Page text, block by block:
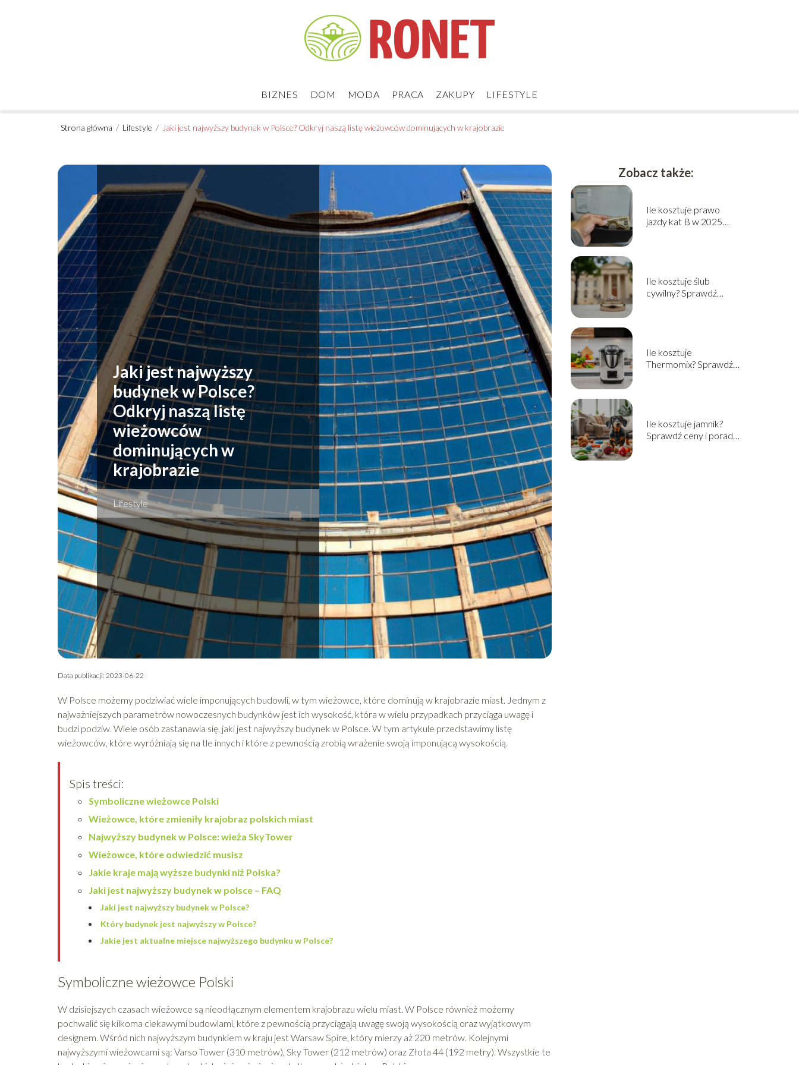
BIZNES DOM MODA PRACA ZAKUPY LIFESTYLE
Strona główna / Lifestyle / Jaki jest najwyższy budynek w Polsce? Odkryj naszą listę wieżowców dominujących w krajobrazie
Jaki jest najwyższy
budynek w Polsce?
Odkryj naszą listę
wieżowców
dominujących w
krajobrazie
Lifestyle
Data publikacji: 2023-06-22
W Polsce możemy podziwiać wiele imponujących budowli, w tym wieżowce, które dominują w krajobrazie miast. Jednym z
najważniejszych parametrów nowoczesnych budynków jest ich wysokość, która w wielu przypadkach przyciąga uwagę i
budzi podziw. Wiele osób zastanawia się, jaki jest najwyższy budynek w Polsce. W tym artykule przedstawimy listę
wieżowców, które wyróżniają się na tle innych i które z pewnością zrobią wrażenie swoją imponującą wysokością.
Spis treści:
Symboliczne wieżowce Polski
Wieżowce, które zmieniły krajobraz polskich miast
Najwyższy budynek w Polsce: wieża SkyTower
Wieżowce, które odwiedzić musisz
Jakie kraje mają wyższe budynki niż Polska?
Jaki jest najwyższy budynek w polsce – FAQ
Jaki jest najwyższy budynek w Polsce?
Który budynek jest najwyższy w Polsce?
Jakie jest aktualne miejsce najwyższego budynku w Polsce?
Symboliczne wieżowce Polski
W dzisiejszych czasach wieżowce są nieodłącznym elementem krajobrazu wielu miast. W Polsce również możemy
pochwalić się kilkoma ciekawymi budowlami, które z pewnością przyciągają uwagę swoją wysokością oraz wyjątkowym
designem. Wśród nich najwyższym budynkiem w kraju jest Warsaw Spire, który mierzy aż 220 metrów. Kolejnymi
najwyższymi wieżowcami są: Varso Tower (310 metrów), Sky Tower (212 metrów) oraz Złota 44 (192 metry). Wszystkie te
Zobacz także:
Ile kosztuje prawo
jazdy kat B w 2025
Ile kosztuje ślub
cywilny? Sprawdź
Ile kosztuje
Thermomix? Sprawdź
Ile kosztuje jamnik?
Sprawdź ceny i porady